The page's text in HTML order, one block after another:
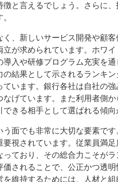
と言えるでしょう。さらに
、新しいサービス開発や顧
立が求められています。ホワ
導入や研修プログラム充実を
の結果として示されるランキ
ています。銀行各社は自社の
げています。また利用者側
きる相手として選ばれる傾向
面でも非常に大切な要素で
要視されています。従業員満
ており、その総合力こそが
されることで、公正かつ透
維持するためには、人材と組